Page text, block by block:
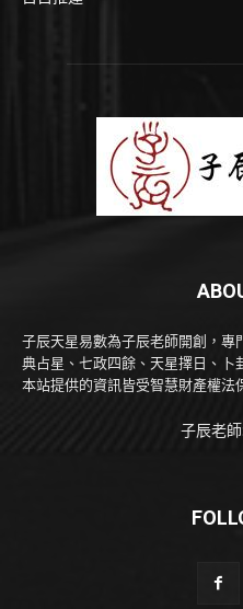
子辰天星易數為子辰老師開創，
典占星、七政四餘、天星擇日、卜
本站提供的資訊皆受智慧財產權法
子辰老師: